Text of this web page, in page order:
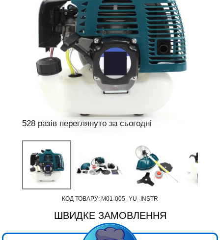
528 разів переглянуто за сьогодні
КОД ТОВАРУ: М01-005_YU_INSTR
ШВИДКЕ ЗАМОВЛЕННЯ